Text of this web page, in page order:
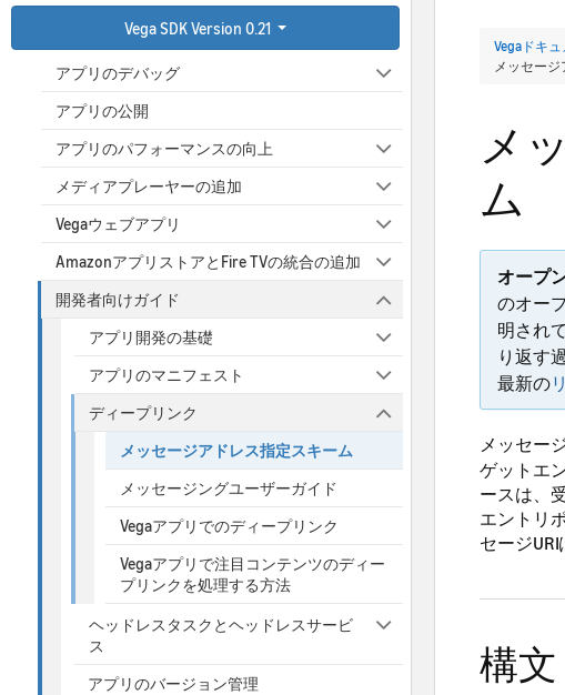
Vega SDK Version 0.21
アプリのテスト
アプリのデバッグ
アプリの公開
アプリのパフォーマンスの向上
メディアプレーヤーの追加
Vegaウェブアプリ
AmazonアプリストアとFire TVの統合の追加
開発者向けガイド
アプリ開発の基礎
アプリのマニフェスト
ディープリンク
メッセージアドレス指定スキーム
メッセージングユーザーガイド
Vegaアプリでのディープリンク
Vegaアプリで注目コンテンツのディー
プリンクを処理する方法
ヘッドレスタスクとヘッドレスサービ
ス
アプリのバージョン管理
Vegaドキ
メッセー
メ
ム
オープ
のオー
明され
り返す
最新の
メッセー
ゲットエ
ースは、
エントリ
セージURI
構文